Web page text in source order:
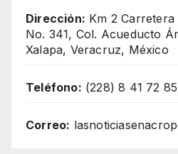
Dirección: Km 2
No. 341, Col. Acueducto
Xalapa, Veracruz, México
Teléfono: (228) 8 41 72 85
Correo: